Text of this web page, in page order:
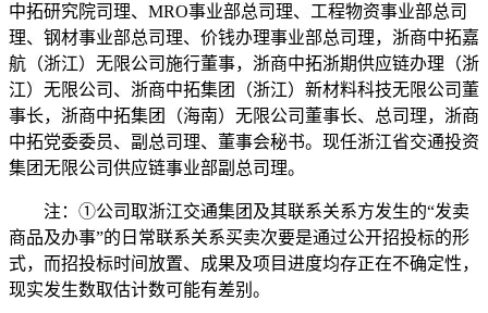
中拓研究院司理、MRO事业部总司理、工程物资事业部总司
理、钢材事业部总司理、价钱办理事业部总司理，浙商中拓嘉
航（浙江）无限公司施行董事，浙商中拓浙期供应链办理（浙
江）无限公司、浙商中拓集团（浙江）新材料科技无限公司董
事长，浙商中拓集团（海南）无限公司董事长、总司理，浙商
中拓党委委员、副总司理、董事会秘书。现任浙江省交通投资
集团无限公司供应链事业部副总司理。
注：①公司取浙江交通集团及其联系关系方发生的“发卖
商品及办事”的日常联系关系买卖次要是通过公开招投标的形
式，而招投标时间放置、成果及项目进度均存正在不确定性，
现实发生数取估计数可能有差别。